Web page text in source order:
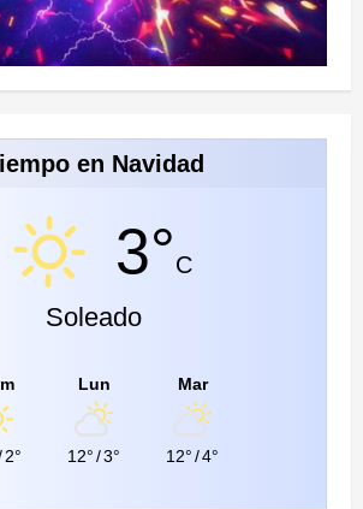
en Navidad
3°C
Soleado
2°
Lun
12°/3°
Mar
12°/4°